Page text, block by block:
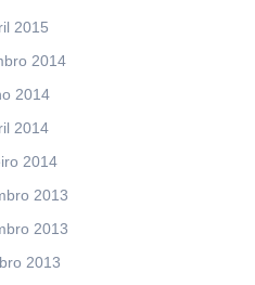
2015
2014
2014
2014
2014
2013
2013
2013